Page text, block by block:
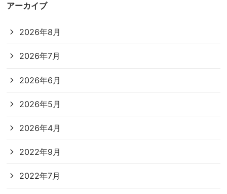
アーカイブ
2026年8月
2026年7月
2026年6月
2026年5月
2026年4月
2022年9月
2022年7月